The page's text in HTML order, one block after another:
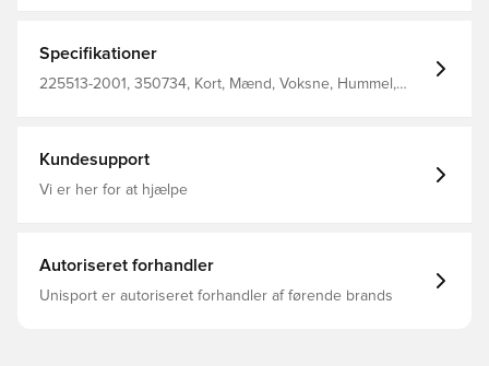
teknologi til at transportere fugt væk under træning.
Specifikationer
225513-2001, 350734, Kort, Mænd, Voksne, Hummel,
Kundesupport
Vi er her for at hjælpe
Autoriseret forhandler
Unisport er autoriseret forhandler af førende brands